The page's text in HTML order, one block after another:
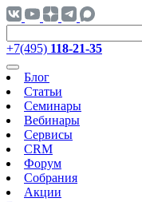
+7(495) 118-21-35
Блог
Статьи
Семинары
Вебинары
Сервисы
CRM
Форум
Собрания
Акции